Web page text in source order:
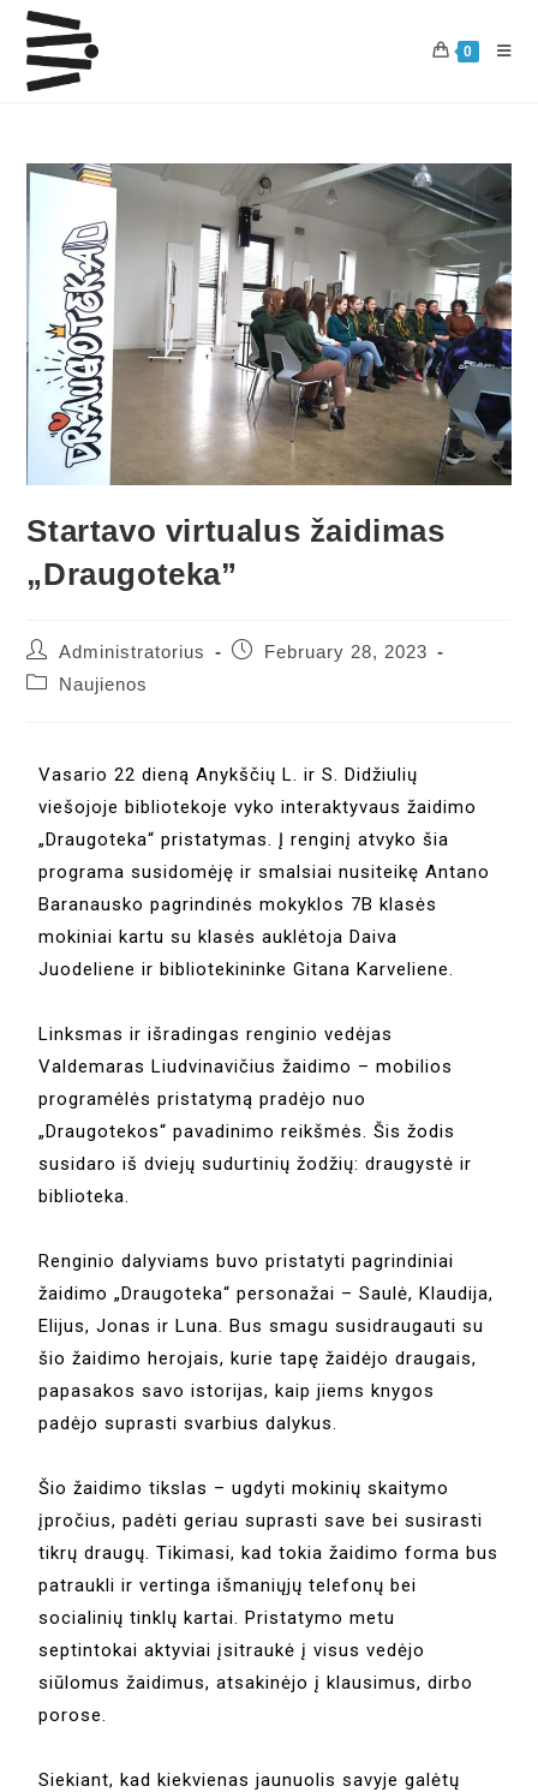
0
Startavo virtualus žaidimas
„Draugoteka”
Administratorius
February 28, 2023
Naujienos
Vasario 22 dieną Anykščių L. ir S. Didžiulių
viešojoje bibliotekoje vyko interaktyvaus žaidimo
„Draugoteka“ pristatymas. Į renginį atvyko šia
programa susidomėję ir smalsiai nusiteikę Antano
Baranausko pagrindinės mokyklos 7B klasės
mokiniai kartu su klasės auklėtoja Daiva
Juodeliene ir bibliotekininke Gitana Karveliene.
Linksmas ir išradingas renginio vedėjas
Valdemaras Liudvinavičius žaidimo – mobilios
programėlės pristatymą pradėjo nuo
„Draugotekos“ pavadinimo reikšmės. Šis žodis
susidaro iš dviejų sudurtinių žodžių: draugystė ir
biblioteka.
Renginio dalyviams buvo pristatyti pagrindiniai
žaidimo „Draugoteka“ personažai – Saulė, Klaudija,
Elijus, Jonas ir Luna. Bus smagu susidraugauti su
šio žaidimo herojais, kurie tapę žaidėjo draugais,
papasakos savo istorijas, kaip jiems knygos
padėjo suprasti svarbius dalykus.
Šio žaidimo tikslas – ugdyti mokinių skaitymo
įpročius, padėti geriau suprasti save bei susirasti
tikrų draugų. Tikimasi, kad tokia žaidimo forma bus
patraukli ir vertinga išmaniųjų telefonų bei
socialinių tinklų kartai. Pristatymo metu
septintokai aktyviai įsitraukė į visus vedėjo
siūlomus žaidimus, atsakinėjo į klausimus, dirbo
porose.
Siekiant, kad kiekvienas jaunuolis savyje galėtų